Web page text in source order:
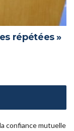
répétées »
confiance mutuelle